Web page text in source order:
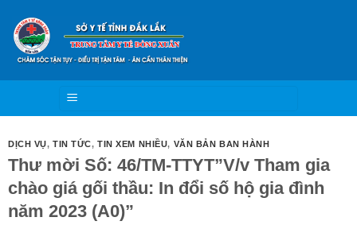
content
DỊCH VỤ,TIN TỨC,TIN XEM NHIỀU, VĂN BẢN BAN HÀNH
Thư mời Số: 46/TM-TTYT”V/v Tham gia
chào giá gối thầu: In đổi số hộ gia đình
năm 2023 (A0)”